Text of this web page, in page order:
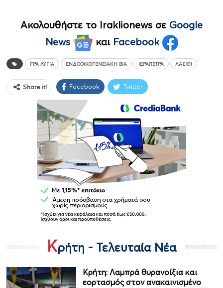
Ακολουθήστε το Iraklionews σε Google
News
και Facebook
ΓΡΑ ΛΥΓΙΆ ΕΝΔΟΟΙΚΟΓΕΝΕΙΑΚΉ ΒΊΑ ΙΕΡΆΠΕΤΡΑ ΛΑΣΊΘΙ
Share it! Facebook Twitter
Κρήτη - Τελευταία Νέα
Κρήτη: Λαμπρά θυρανοίξια και
εορτασμός στον ανακαινισμένο